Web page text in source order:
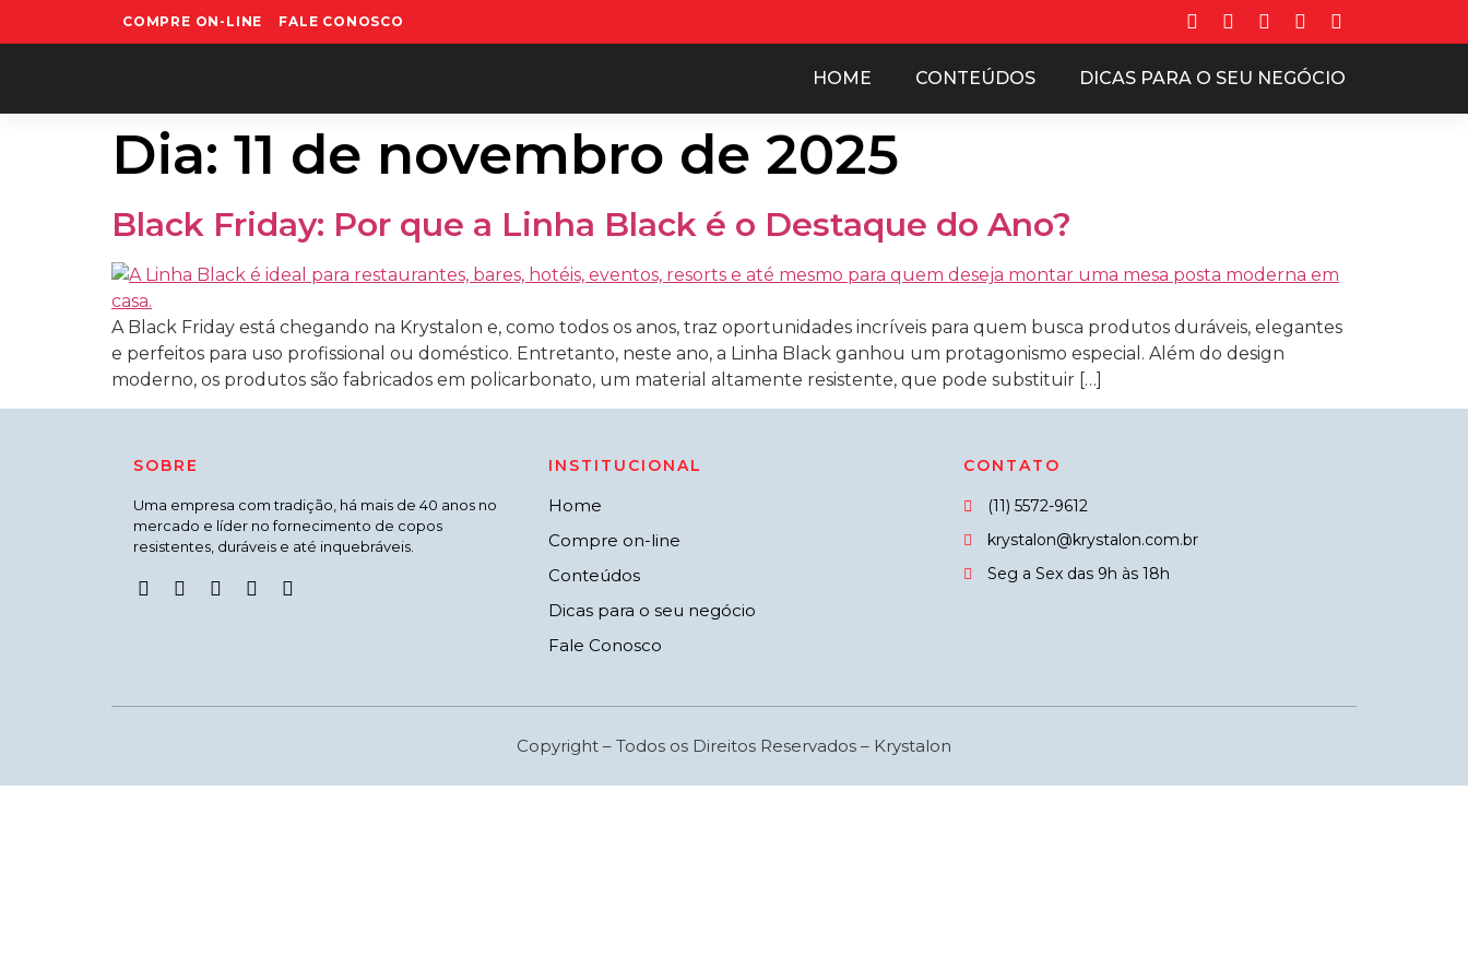
COMPRE ON-LINE FALE CONOSCO
HOME CONTEÚDOS DICAS PARA O SEU NEGÓCIO
Dia: 11 de novembro de 2025
Black Friday: Por que a Linha Black é o Destaque do Ano?
A Black Friday está chegando na Krystalon e, como todos os anos, traz oportunidades incríveis para quem busca produtos duráveis, elegantes
e perfeitos para uso profissional ou doméstico. Entretanto, neste ano, a Linha Black ganhou um protagonismo especial. Além do design
moderno, os produtos são fabricados em policarbonato, um material altamente resistente, que pode substituir […]
SOBRE
Uma empresa com tradição, há mais de 40 anos no
mercado e líder no fornecimento de copos
resistentes, duráveis e até inquebráveis.
INSTITUCIONAL
Home
Compre on-line
Conteúdos
Dicas para o seu negócio
Fale Conosco
CONTATO
(11) 5572-9612
krystalon@krystalon.com.br
Seg a Sex das 9h às 18h
Copyright – Todos os Direitos Reservados – Krystalon